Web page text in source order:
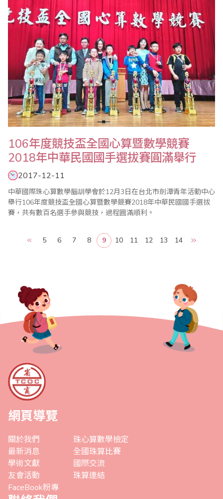
106年度競技盃全國心算暨數學競賽
2018年中華民國國手選拔賽圓滿舉行
2017-12-11
中華國際珠心算數學腦訓學會於12月3日在台北市劍潭青年活動中心
舉行106年度競技盃全國心算暨數學競賽2018年中華民國國手選拔
賽，共有數百名選手參與競技，過程圓滿順利。
5 6 7 8 9 10 11 12 13 14
網頁導覽
關於我們
最新消息
學術文獻
友會活動
FaceBook粉專
珠心算數學檢定
全國珠算比賽
國際交流
珠算連結